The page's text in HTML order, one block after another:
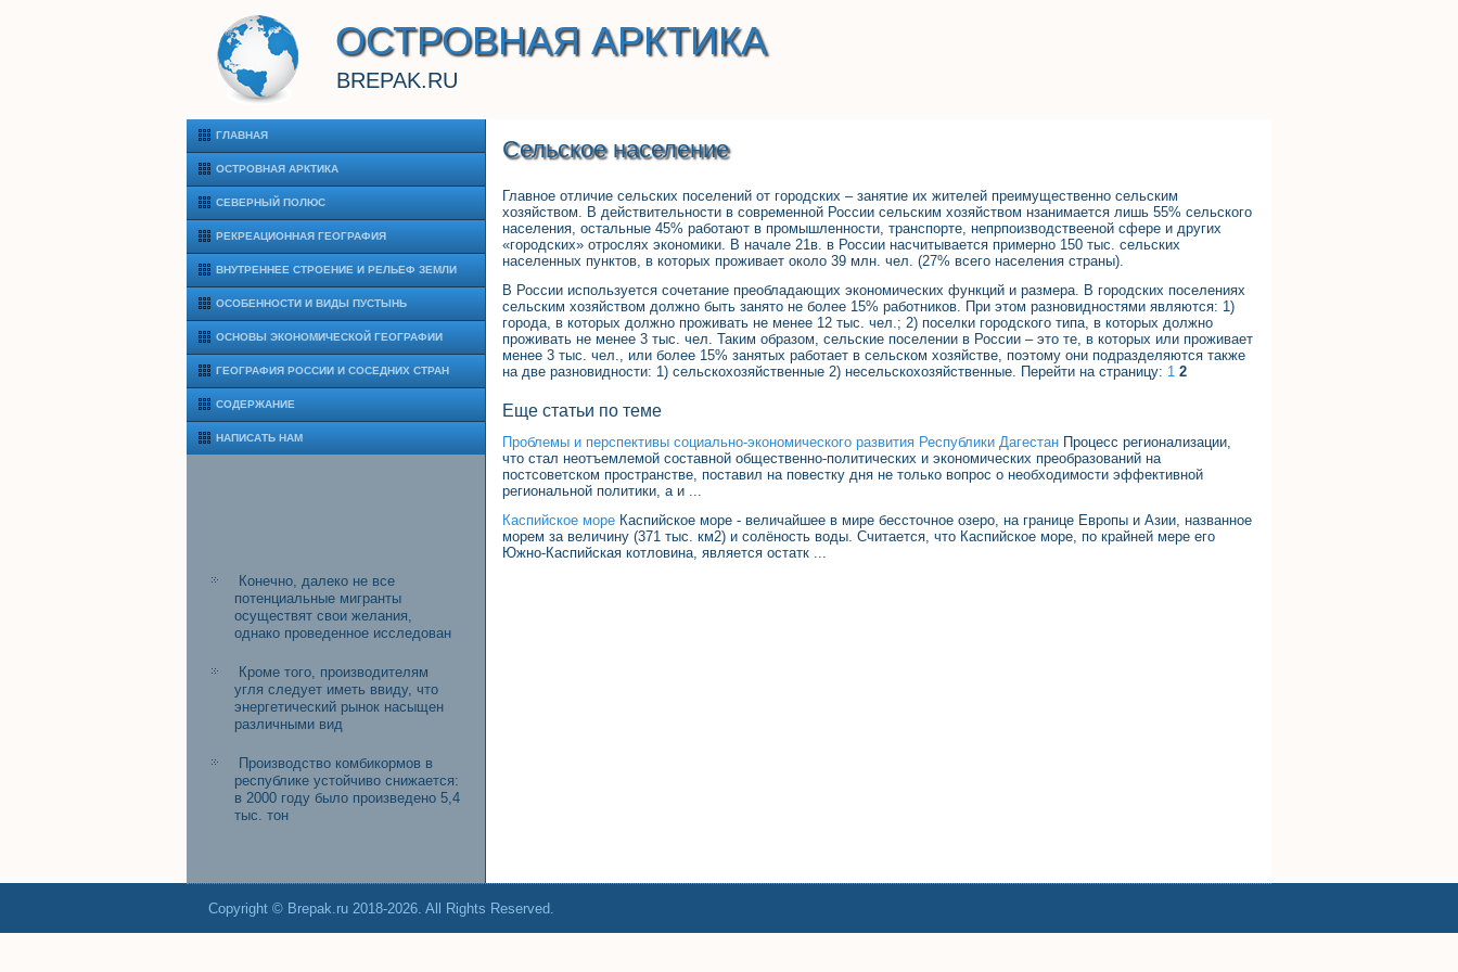
ОСТРОВНАЯ АРКТИКА
BREPAK.RU
ГЛАВНАЯ
ОСТРОВНАЯ АРКТИКА
СЕВЕРНЫЙ ПОЛЮС
РЕКРЕАЦИОННАЯ ГЕОГРАФИЯ
ВНУТРЕННЕЕ СТРОЕНИЕ И РЕЛЬЕФ ЗЕМЛИ
ОСОБЕННОСТИ И ВИДЫ ПУСТЫНЬ
ОСНОВЫ ЭКОНОМИЧЕСКОЙ ГЕОГРАФИИ
ГЕОГРАФИЯ РОССИИ И СОСЕДНИХ СТРАН
СОДЕРЖАНИЕ
НАПИСАТЬ НАМ
Конечно, далеко не все
потенциальные мигранты
осуществят свои желания,
однако проведенное исследован
Кроме того, производителям
угля следует иметь ввиду, что
энергетический рынок насыщен
различными вид
Производство комбикормов в
республике устойчиво снижается:
в 2000 году было произведено 5,4
тыс. тон
Сельское население
Главное отличие сельских поселений от городских – занятие их жителей преимущественно сельским
хозяйством. В действительности в современной России сельским хозяйством нзанимается лишь 55% сельского
населения, остальные 45% работают в промышленности, транспорте, непрпоизводствееной сфере и других
«городских» отрослях экономики. В начале 21в. в России насчитывается примерно 150 тыс. сельских
населенных пунктов, в которых проживает около 39 млн. чел. (27% всего населения страны).
В России используется сочетание преобладающих экономических функций и размера. В городских поселениях
сельским хозяйством должно быть занято не более 15% работников. При этом разновидностями являются: 1)
города, в которых должно проживать не менее 12 тыс. чел.; 2) поселки городского типа, в которых должно
проживать не менее 3 тыс. чел. Таким образом, сельские поселении в России – это те, в которых или проживает
менее 3 тыс. чел., или более 15% занятых работает в сельском хозяйстве, поэтому они подразделяются также
на две разновидности: 1) сельскохозяйственные 2) несельскохозяйственные. Перейти на страницу: 1 2
Еще статьи по теме
Проблемы и перспективы социально-экономического развития Республики Дагестан Процесс регионализации,
что стал неотъемлемой составной общественно-политических и экономических преобразований на
постсоветском пространстве, поставил на повестку дня не только вопрос о необходимости эффективной
региональной политики, а и ...
Каспийское море Каспийское море - величайшее в мире бессточное озеро, на границе Европы и Азии, названное
морем за величину (371 тыс. км2) и солёность воды. Считается, что Каспийское море, по крайней мере его
Южно-Каспийская котловина, является остатк ...
Copyright © Brepak.ru 2018-2026. All Rights Reserved.